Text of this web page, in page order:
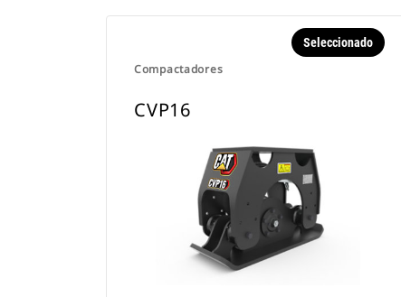
Compactadores
Seleccionado
CVP16